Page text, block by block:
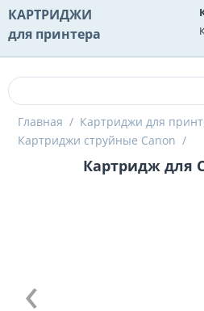
КАРТРИДЖИ
для принтера
Главная / Картриджи для
Картриджи струйные Canon /
Картридж для